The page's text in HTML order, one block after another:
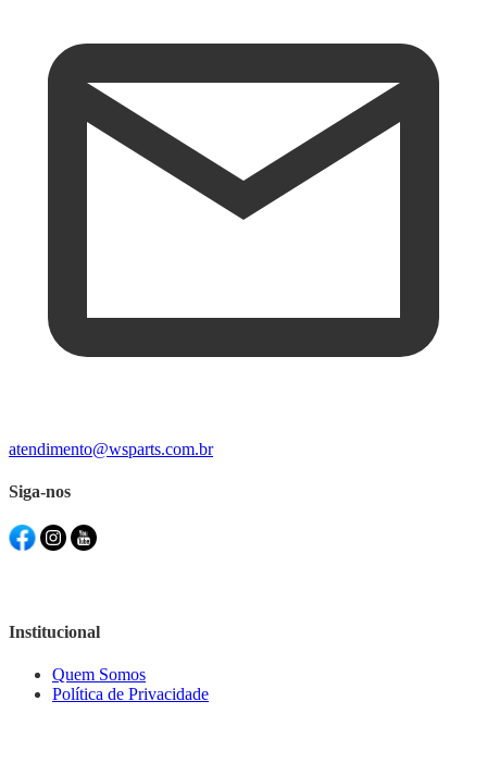
atendimento@wsparts.com.br
Siga-nos
Institucional
Quem Somos
Política de Privacidade